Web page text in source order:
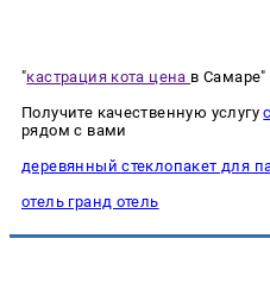
"кастрация кота цена в Самаре"
Получите качественную услугу
рядом с вами
деревянный стеклопакет для
отель гранд отель